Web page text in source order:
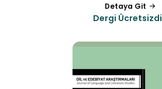
Detaya Git
Dergi